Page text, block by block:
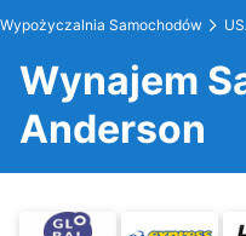
Wypożyczalnia Samochodów
Wynajem
Anderson